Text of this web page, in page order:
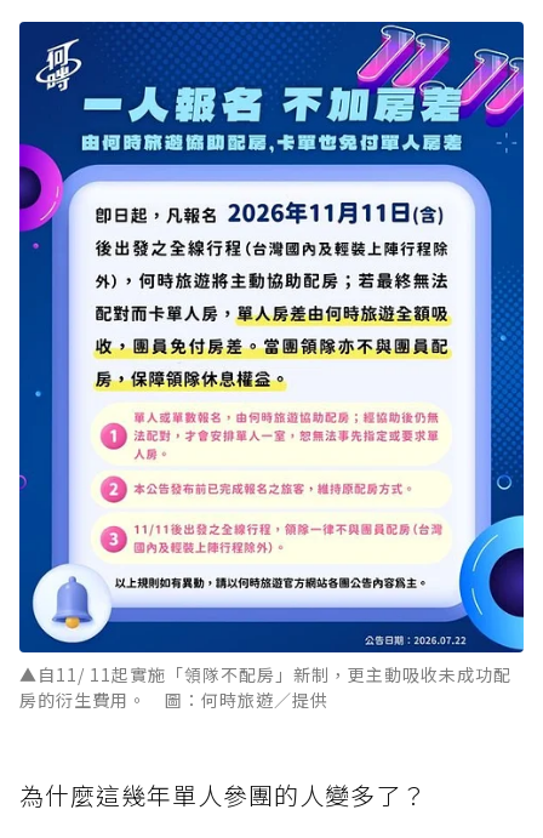
▲自11/ 11起實施「領隊不配房」新制，更主動吸收未成功配
房的衍生費用。 圖：何時旅遊／提供
為什麼這幾年單人參團的人變多了？